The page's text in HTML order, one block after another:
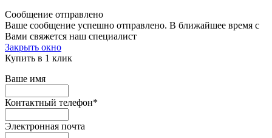
Сообщение отправлено
Ваше сообщение успешно отправлено. В ближайшее время с
Вами свяжется наш специалист
Закрыть окно
Купить в 1 клик
Ваше имя
Контактный телефон*
Электронная почта